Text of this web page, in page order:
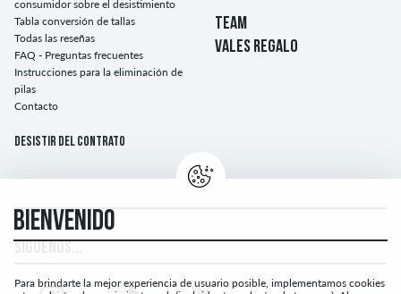
consumidor sobre el desistimiento
Tabla conversión de tallas
Todas las reseñas
FAQ - Preguntas frecuentes
Instrucciones para la eliminación de
pilas
Contacto
Desistir del contrato
TEAM
VALES REGALO
BIENVENIDO
Para brindarte la mejor experiencia de usuario posible, implementamos cookies